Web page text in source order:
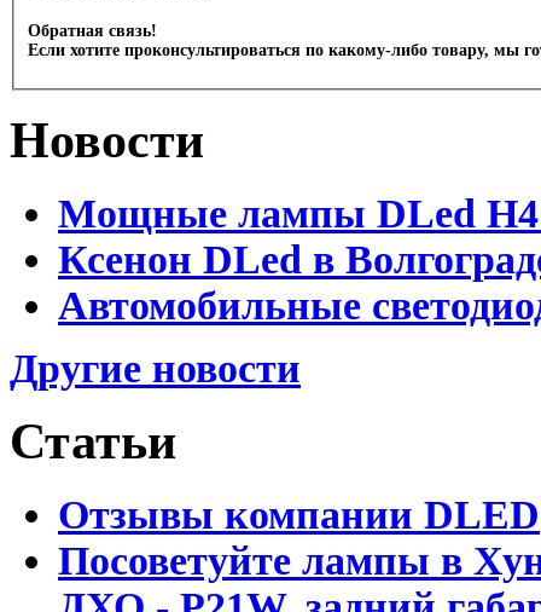
Обратная связь!
Если хотите проконсультироваться по какому-либо товару, мы
Новости
Мощные лампы DLed H4
Ксенон DLed в
Автомобильные
Другие новости
Статьи
Отзывы компании DLED
Посоветуйте лампы в